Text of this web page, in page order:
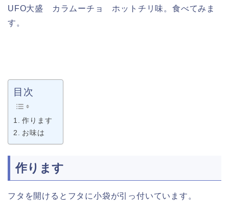
UFO大盛 カラムーチョ ホットチリ味。食べてみま
す。
目次
作ります
お味は
作ります
フタを開けるとフタに小袋が引っ付いています。